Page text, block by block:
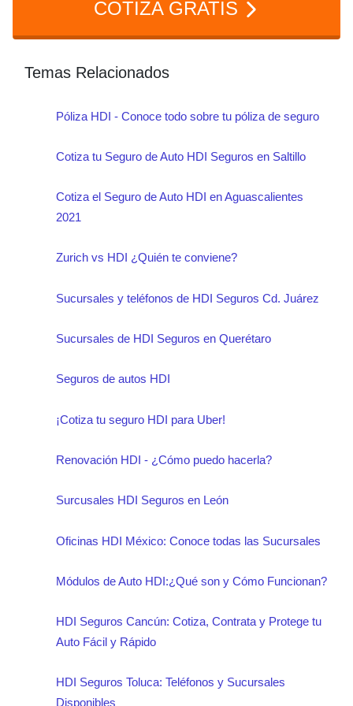
COTIZA GRATIS
Temas Relacionados
Póliza HDI - Conoce todo sobre tu póliza de seguro
Cotiza tu Seguro de Auto HDI Seguros en Saltillo
Cotiza el Seguro de Auto HDI en Aguascalientes
2021
Zurich vs HDI ¿Quién te conviene?
Sucursales y teléfonos de HDI Seguros Cd. Juárez
Sucursales de HDI Seguros en Querétaro
Seguros de autos HDI
¡Cotiza tu seguro HDI para Uber!
Renovación HDI - ¿Cómo puedo hacerla?
Surcusales HDI Seguros en León
Oficinas HDI México: Conoce todas las Sucursales
Módulos de Auto HDI:¿Qué son y Cómo Funcionan?
HDI Seguros Cancún: Cotiza, Contrata y Protege tu
Auto Fácil y Rápido
HDI Seguros Toluca: Teléfonos y Sucursales
Disponibles